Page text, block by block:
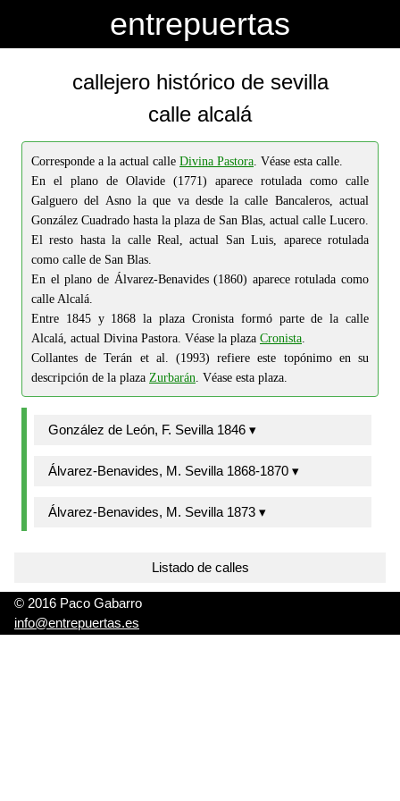
entrepuertas
callejero histórico de sevilla
calle alcalá
Corresponde a la actual calle Divina Pastora. Véase esta calle.
En el plano de Olavide (1771) aparece rotulada como calle
Galguero del Asno la que va desde la calle Bancaleros, actual
González Cuadrado hasta la plaza de San Blas, actual calle Lucero.
El resto hasta la calle Real, actual San Luis, aparece rotulada
como calle de San Blas.
En el plano de Álvarez-Benavides (1860) aparece rotulada como
calle Alcalá.
Entre 1845 y 1868 la plaza Cronista formó parte de la calle
Alcalá, actual Divina Pastora. Véase la plaza Cronista.
Collantes de Terán et al. (1993) refiere este topónimo en su
descripción de la plaza Zurbarán. Véase esta plaza.
González de León, F. Sevilla 1846 ▾
Álvarez-Benavides, M. Sevilla 1868-1870 ▾
Álvarez-Benavides, M. Sevilla 1873 ▾
Listado de calles
© 2016 Paco Gabarro
info@entrepuertas.es